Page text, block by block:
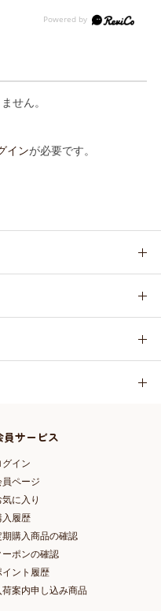
せん。
インが必要です。
員サービス
グイン
員ページ
気に入り
入履歴
期購入商品の確認
ーポンの確認
イント履歴
荷案内申し込み商品